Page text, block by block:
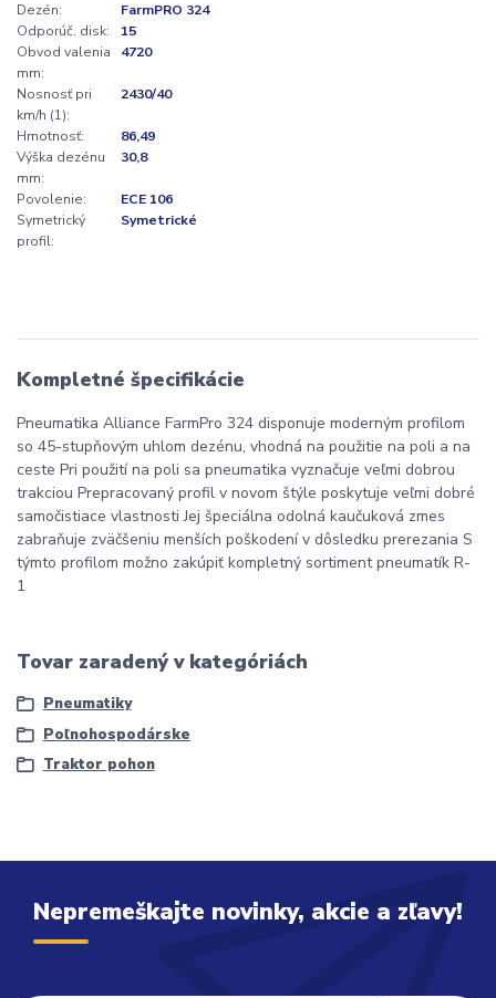
Dezén:
FarmPRO 324
Odporúč. disk:
15
Obvod valenia
mm:
4720
Nosnosť pri
km/h (1):
2430/40
Hmotnosť:
86,49
Výška dezénu
mm:
30,8
Povolenie:
ECE 106
Symetrický
profil:
Symetrické
Kompletné špecifikácie
Pneumatika Alliance FarmPro 324 disponuje moderným profilom
so 45-stupňovým uhlom dezénu, vhodná na použitie na poli a na
ceste Pri použití na poli sa pneumatika vyznačuje veľmi dobrou
trakciou Prepracovaný profil v novom štýle poskytuje veľmi dobré
samočistiace vlastnosti Jej špeciálna odolná kaučuková zmes
zabraňuje zväčšeniu menších poškodení v dôsledku prerezania S
týmto profilom možno zakúpiť kompletný sortiment pneumatík R-
1
Tovar zaradený v kategóriách
Pneumatiky
Poľnohospodárske
Traktor pohon
Nepremeškajte novinky, akcie a zľavy!